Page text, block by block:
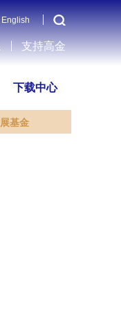
English
支持高金
基金
下载中心